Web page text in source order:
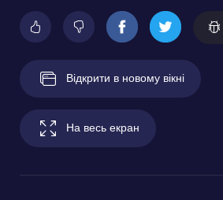
Відкрити в новому вікні
На весь екран